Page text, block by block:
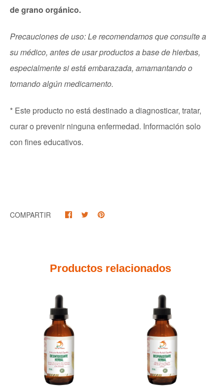
de grano orgánico.
Precauciones de uso: Le recomendamos que consulte a
su médico, antes de usar productos a base de hierbas,
especialmente si está embarazada, amamantando o
tomando algún medicamento.
* Este producto no está destinado a diagnosticar, tratar,
curar o prevenir ninguna enfermedad. Información solo
con fines educativos.
COMPARTIR
Productos relacionados